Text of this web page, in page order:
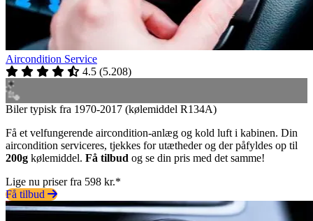
Aircondition Service
4.5 (5.208)
Biler typisk fra 1970-2017 (kølemiddel R134A)
Få et velfungerende aircondition-anlæg og kold luft i kabinen. Din
aircondition serviceres, tjekkes for utætheder og der påfyldes op til
200g kølemiddel. Få tilbud og se din pris med det samme!
Lige nu priser fra 598 kr.*
Få tilbud